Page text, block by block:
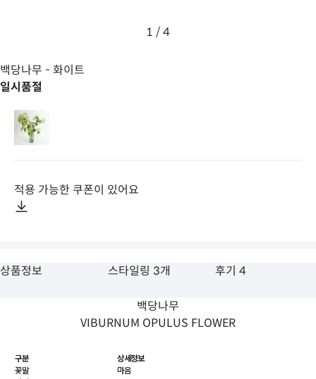
1 /4
백당나무 - 화이트
일시품절
적용 가능한 쿠폰이 있어요
상품정보 스타일링 3개 후기 4
백당나무
VIBURNUM OPULUS FLOWER
구분
상세정보
꽃말
마음